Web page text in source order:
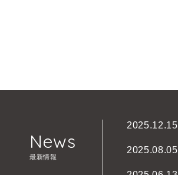
News
最新情報
2025.12.15
2025.08.05